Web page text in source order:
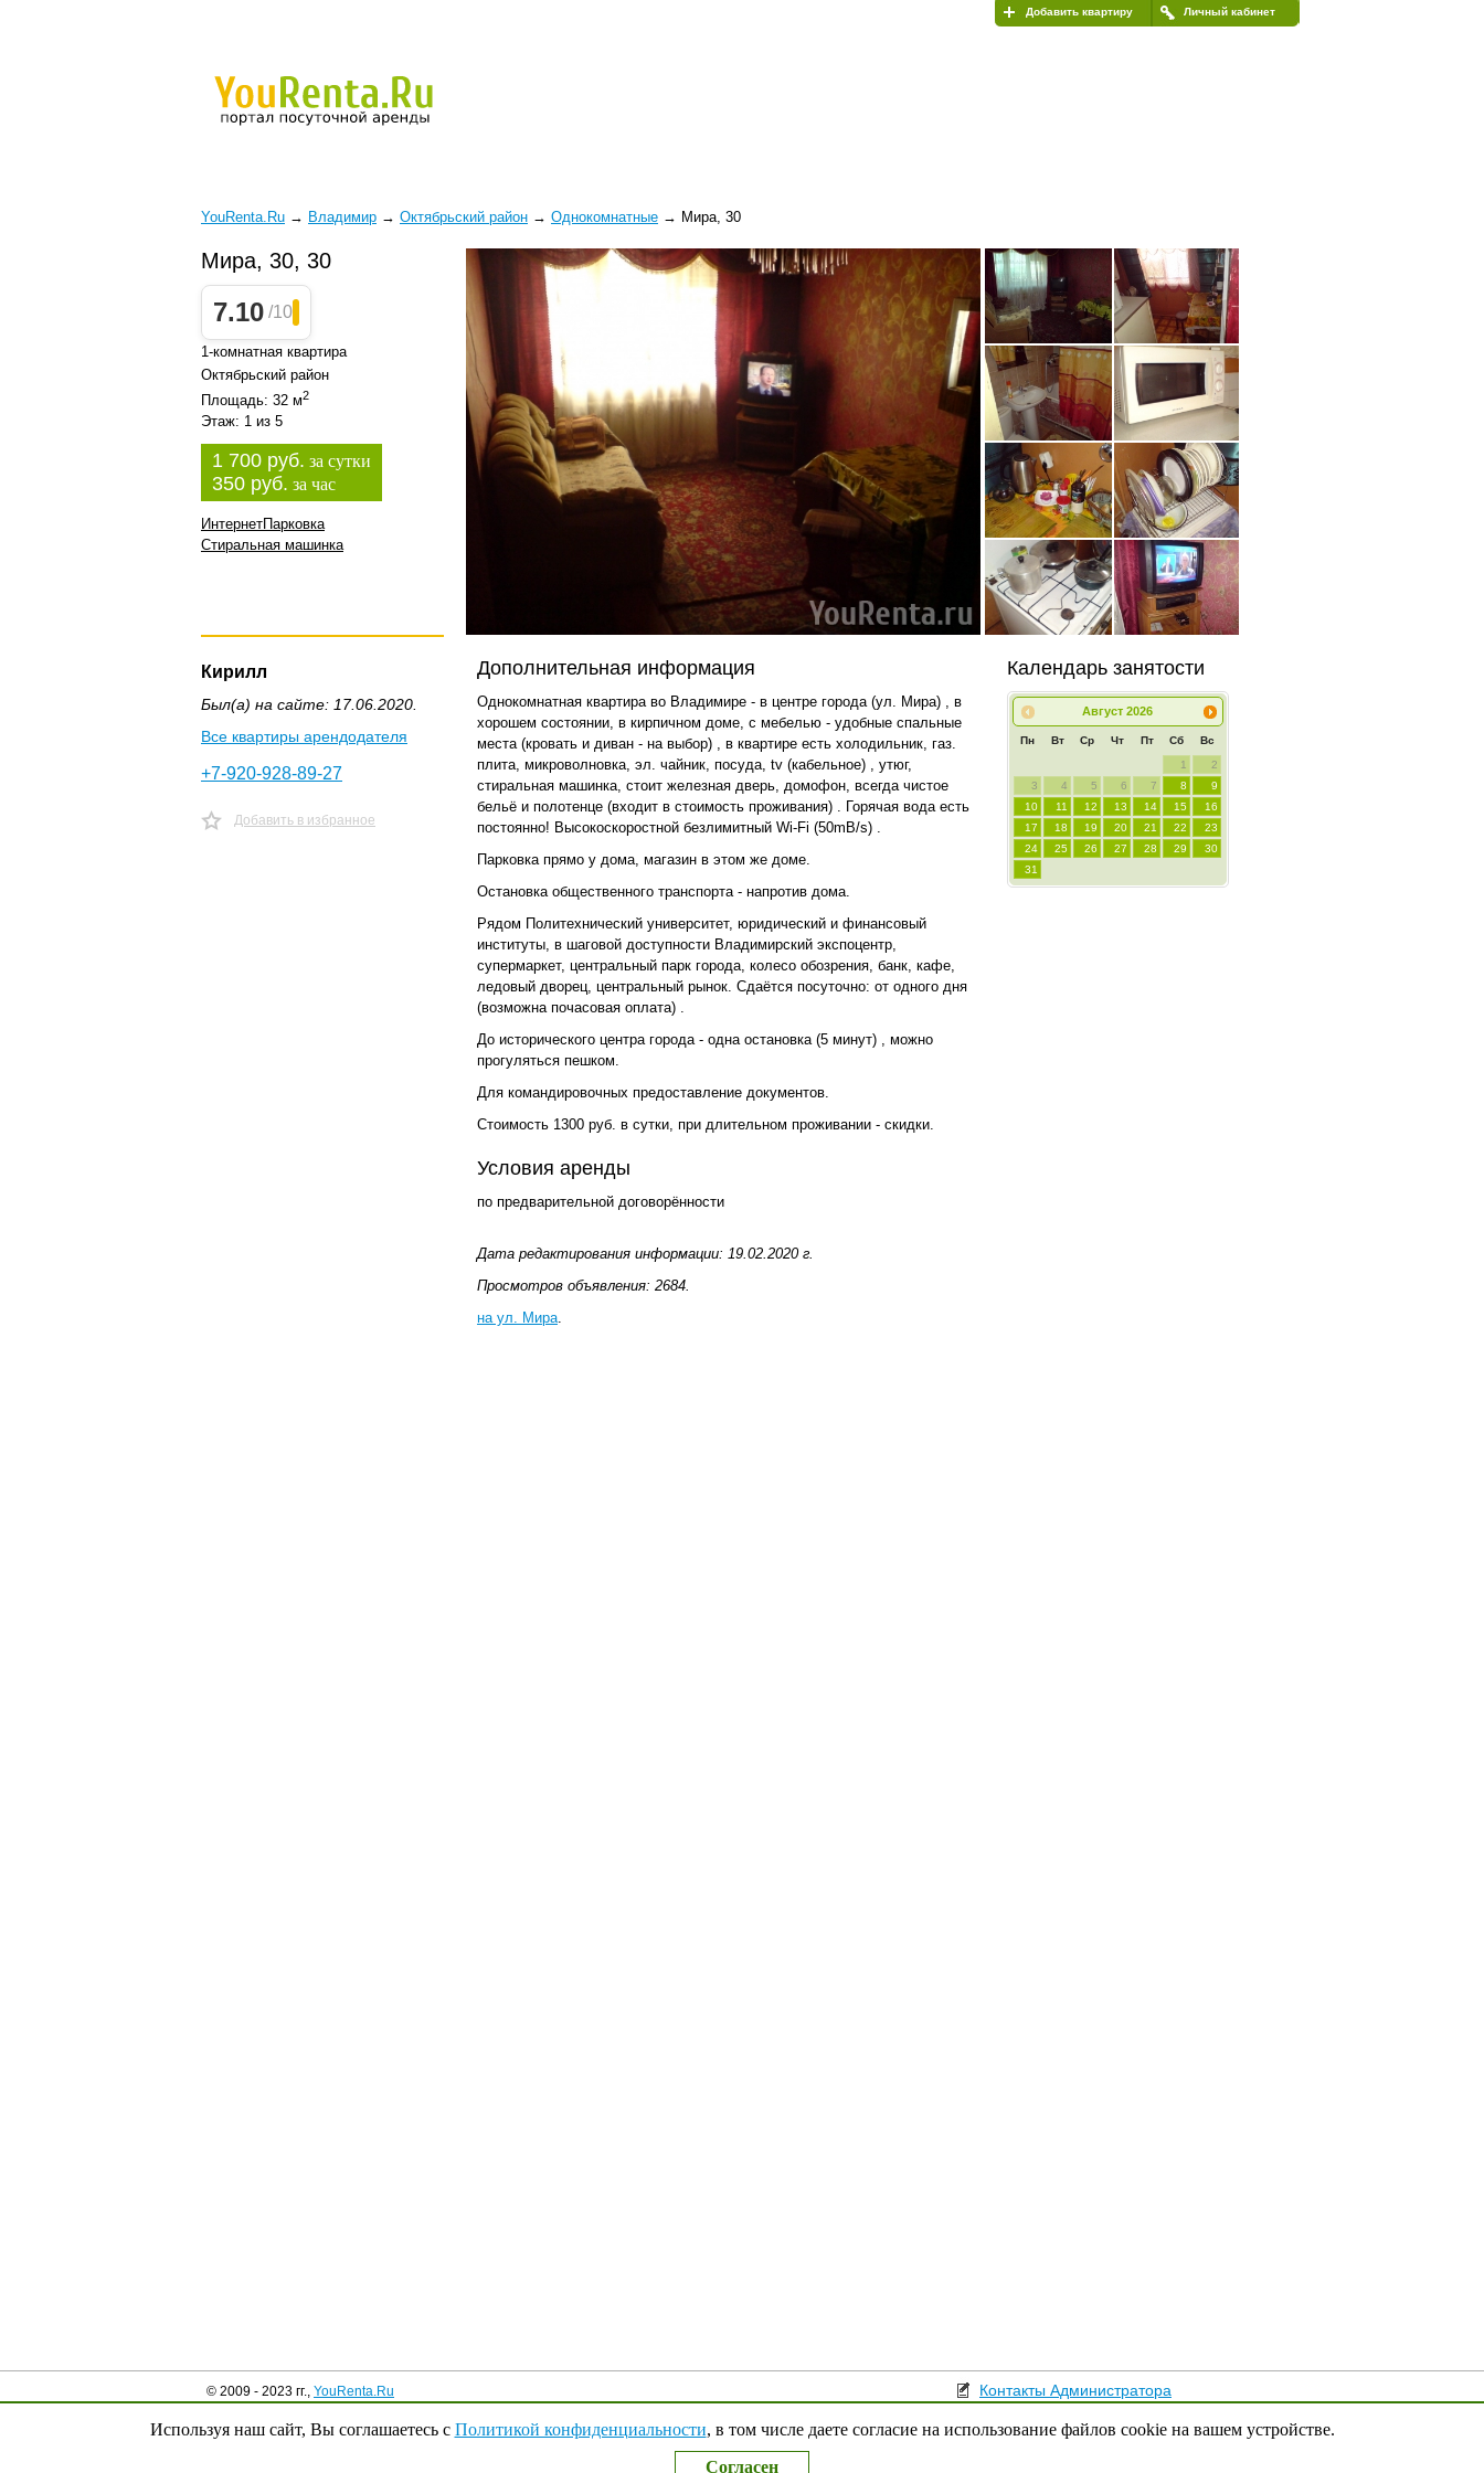
Личный кабинет
Добавить квартиру
YouRenta.Ru → Владимир → Октябрьский район → Однокомнатные → Мира, 30
Мира, 30, 30
7.10 /10
1-комнатная квартира
Октябрьский район
Площадь: 32 м2
Этаж: 1 из 5
1 700 руб. за сутки
350 руб. за час
ИнтернетПарковка
Стиральная машинка
Кирилл
Был(а) на сайте: 17.06.2020.
Все квартиры арендодателя
+7-920-928-89-27
Добавить в избранное
Дополнительная информация
Однокомнатная квартира во Владимире - в центре города (ул. Мира) , в
хорошем состоянии, в кирпичном доме, с мебелью - удобные спальные
места (кровать и диван - на выбор) , в квартире есть холодильник, газ.
плита, микроволновка, эл. чайник, посуда, tv (кабельное) , утюг,
стиральная машинка, стоит железная дверь, домофон, всегда чистое
бельё и полотенце (входит в стоимость проживания) . Горячая вода есть
постоянно! Высокоскоростной безлимитный Wi-Fi (50mB/s) .
Парковка прямо у дома, магазин в этом же доме.
Остановка общественного транспорта - напротив дома.
Рядом Политехнический университет, юридический и финансовый
институты, в шаговой доступности Владимирский экспоцентр,
супермаркет, центральный парк города, колесо обозрения, банк, кафе,
ледовый дворец, центральный рынок. Сдаётся посуточно: от одного дня
(возможна почасовая оплата) .
До исторического центра города - одна остановка (5 минут) , можно
прогуляться пешком.
Для командировочных предоставление документов.
Стоимость 1300 руб. в сутки, при длительном проживании - скидки.
Условия аренды
по предварительной договорённости
Дата редактирования информации: 19.02.2020 г.
Просмотров объявления: 2684.
на ул. Мира.
Календарь занятости
Август 2026
Пн Вт Ср Чт Пт Сб Вс
1
2
3
4 5 6 7 8
9
10
11 12 13 14 15
16
17
18 19 20 21 22
23
24
25 26 27 28 29
30
31
© 2009 - 2023 гг., YouRenta.Ru Контакты Администратора
Политика конфиденциальности
Используя наш сайт, Вы соглашаетесь с Политикой конфиденциальности, в том числе даете согласие на использование файлов cookie на вашем устройстве.
Согласен